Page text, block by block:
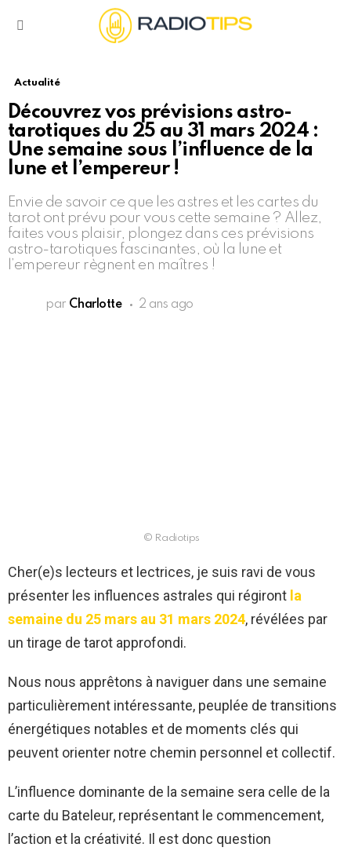
Actualité
Découvrez vos prévisions astro-
tarotiques du 25 au 31 mars 2024 :
Une semaine sous l’influence de la
lune et l’empereur !
Envie de savoir ce que les astres et les cartes du
tarot ont prévu pour vous cette semaine ? Allez,
faites vous plaisir, plongez dans ces prévisions
astro-tarotiques fascinantes, où la lune et
l’empereur règnent en maîtres !
par Charlotte 2 ans ago
© Radiotips
Cher(e)s lecteurs et lectrices, je suis ravi de vous
présenter les influences astrales qui régiront la
semaine du 25 mars au 31 mars 2024, révélées par
un tirage de tarot approfondi.
Nous nous apprêtons à naviguer dans une semaine
particulièrement intéressante, peuplée de transitions
énergétiques notables et de moments clés qui
peuvent orienter notre chemin personnel et collectif.
L’influence dominante de la semaine sera celle de la
carte du Bateleur, représentant le commencement,
l’action et la créativité. Il est donc question